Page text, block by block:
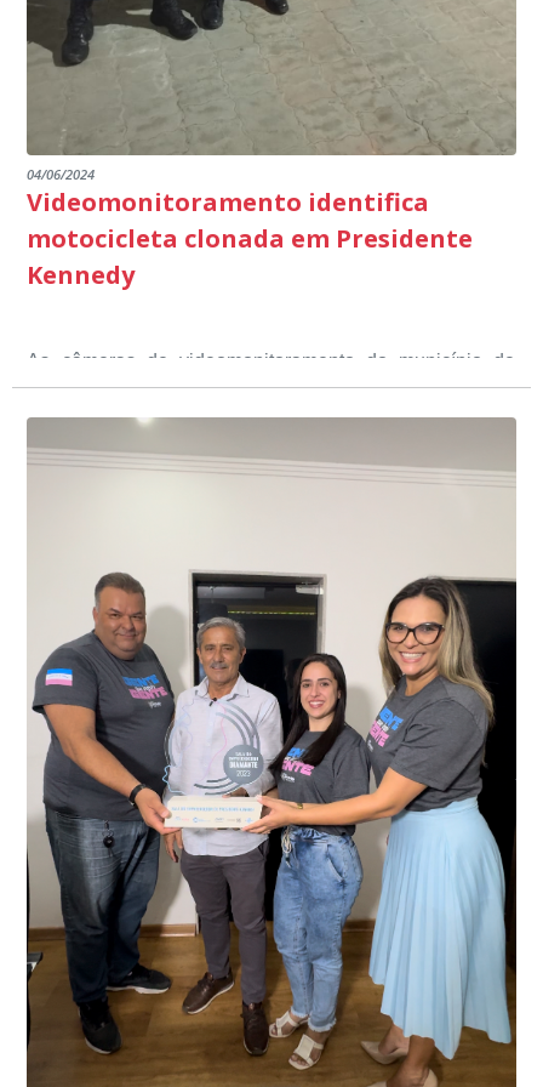
04/06/2024
Videomonitoramento identifica
motocicleta clonada em Presidente
Kennedy
As câmeras de videomonitoramento do município de
Presidente Kennedy identificaram neste fim de semana,
01 de junho, uma motocicleta com indícios de
adulteração, imediatamente, a central de
videomonitoramento acionou a Guarda Civil Municipal,
Durante a abordagem a adulteração foi comprovada,
através da conferência do Chassi, a motocicleta, bem
conta do sistema de videomonitoramento instalado
recentemente em todo o município de Presidente
Kennedy, o sistema é integrado com outros municípios
do país, sendo possível a identificação de veículos por
meio do cruzamento de informações, nesse caso
específico, com dados de uma cidade do Estado do Rio
de Janeiro.
“Mais de 100 câmeras foram instaladas na sede e no
interior de Presidente Kennedy, garantindo mais
segurança à população, seja nas ruas, no comércio, os
produtores agropecuários. Estamos no rumo certo,
parabéns a todos os servidores que contribuem para a
segurança da nossa cidade”, destaca o prefeito Dorlei
Fontão.